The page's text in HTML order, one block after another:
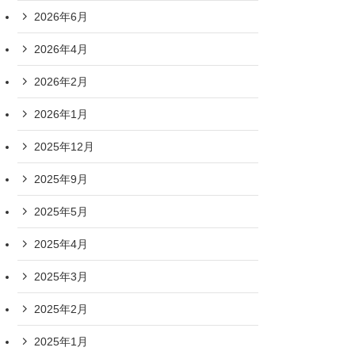
2026年6月
2026年4月
2026年2月
2026年1月
2025年12月
2025年9月
2025年5月
2025年4月
2025年3月
2025年2月
2025年1月